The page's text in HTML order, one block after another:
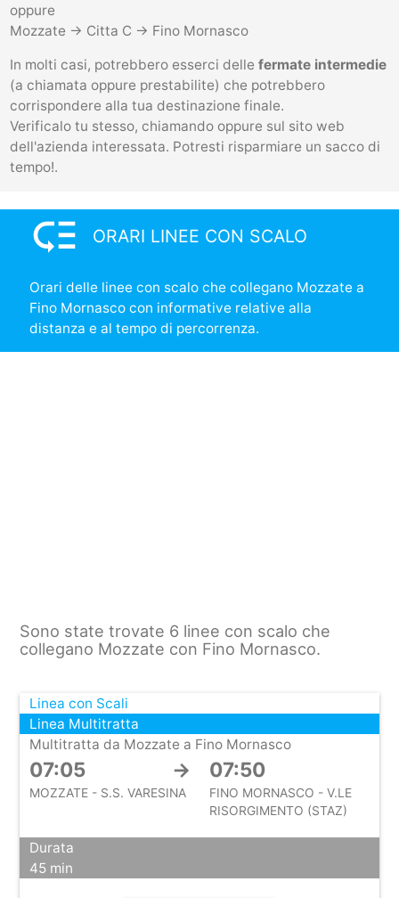
oppure
Mozzate -> Citta C -> Fino Mornasco
In molti casi, potrebbero esserci delle fermate intermedie
(a chiamata oppure prestabilite) che potrebbero
corrispondere alla tua destinazione finale.
Verificalo tu stesso, chiamando oppure sul sito web
dell'azienda interessata. Potresti risparmiare un sacco di
tempo!.
low_priority ORARI LINEE CON SCALO
Orari delle linee con scalo che collegano Mozzate a
Fino Mornasco con informative relative alla
distanza e al tempo di percorrenza.
Sono state trovate 6 linee con scalo che
collegano Mozzate con Fino Mornasco.
Linea con Scali
Linea Multitratta
Multitratta da Mozzate a Fino Mornasco
07:05 → 07:50
MOZZATE - S.S. VARESINA
FINO MORNASCO - V.LE
RISORGIMENTO (STAZ)
Durata
45 min